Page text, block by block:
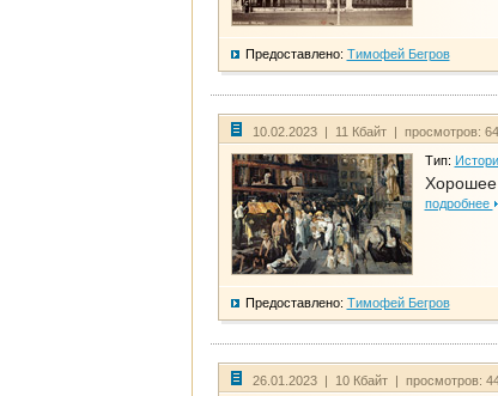
Предоставлено: Тимофей Бегров
10.02.2023 | 11 Кбайт | просмотров:
Тип:
Хорошее
подробнее
Предоставлено: Тимофей Бегров
26.01.2023 | 10 Кбайт | просмотров: